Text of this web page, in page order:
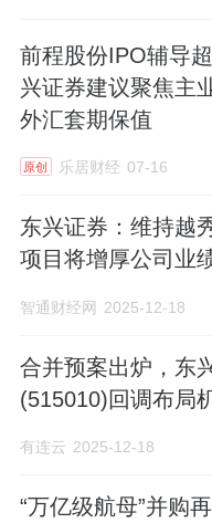
前程股份IPO辅导
兴证券建议聚焦主
外汇套期保值
原创 乐居财经 07-16
东兴证券：维持越
项目将增厚公司业
智通财经网 2025-12-18
合并预案出炉，东
(515010)回调布局
有连云 2025-12-18
“万亿级航母”并购